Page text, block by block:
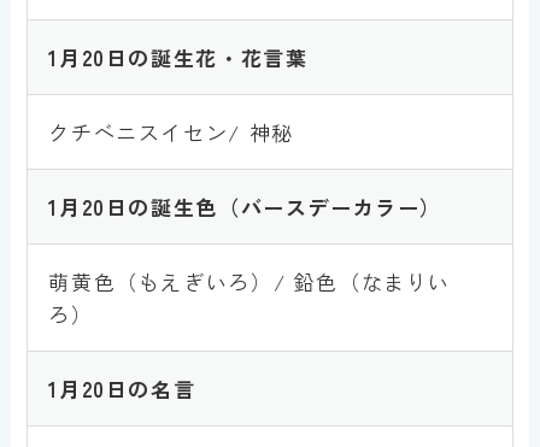
1月 20 日の誕生花・花言葉
クチベニスイセン/ 神秘
1月 20 日の誕生色 （バースデーカラー）
萌黄色（もえぎいろ）/ 鉛色（なまりい
ろ）
1月 20 日の名言